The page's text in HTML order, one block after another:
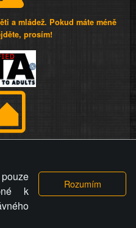
a mládež. Pokud máte méně
prosím!
toto opatření provozovatele
fotografii nebo video na
fotografie, videa nebo
okolnost uplatnit vůči
na náhradu škody nebo
újmy.
k